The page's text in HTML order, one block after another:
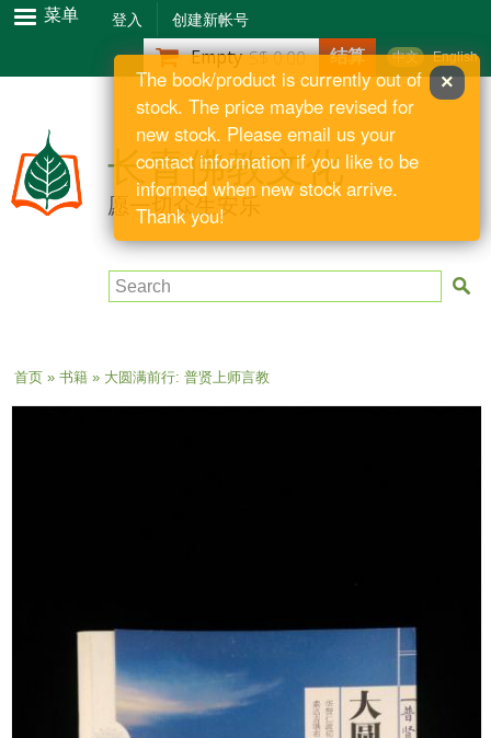
跳
转
到
主
要
内
容
菜单 登入 创建新帐号
中文 English
Empty S$ 0.00 结算
长青佛教文化
愿一切众生安乐
Search
当前位置
首页» 书籍» 大圆满前行: 普贤上师言教
×
The book/product is currently out of
stock. The price maybe revised for
new stock. Please email us your
contact information if you like to be
informed when new stock arrive.
Thank you!